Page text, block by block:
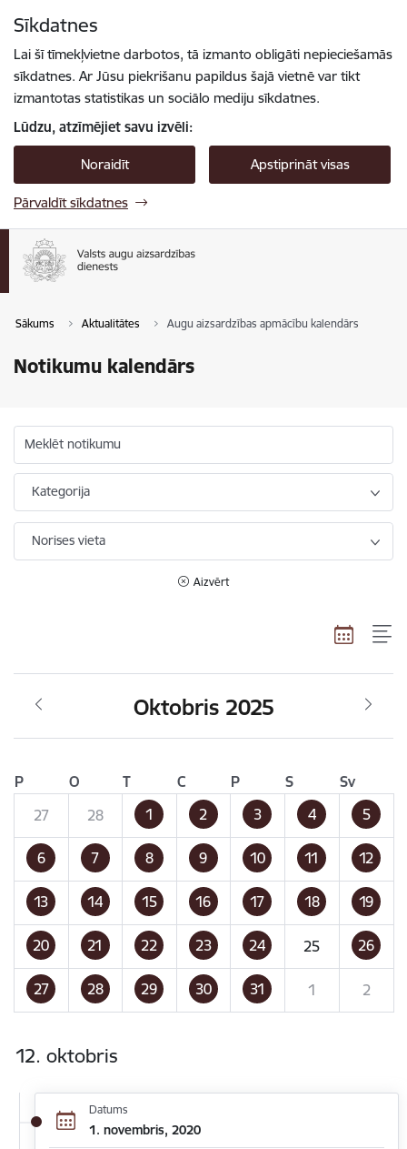
Sīkdatnes
Lai šī tīmekļvietne darbotos, tā izmanto obligāti nepieciešamās
sīkdatnes. Ar Jūsu piekrišanu papildus šajā vietnē var tikt
izmantotas statistikas un sociālo mediju sīkdatnes.
Lūdzu, atzīmējiet savu izvēli:
Noraidīt Apstiprināt visas
Pārvaldīt sīkdatnes
Sākums Aktualitātes Augu aizsardzības apmācību kalendārs
Notikumu kalendārs
Meklēt notikumu
Kategorija
Norises vieta
Aizvērt
Oktobris 2025
P O T C P S
Sv
27
28 1 2 3 4 5
6 7 8 9 10 11 12
13 14 15 16 17 18 19
20 21 22 23 24 25 26
27 28 29 30 31 1 2
12. oktobris
Datums
1. novembris, 2020